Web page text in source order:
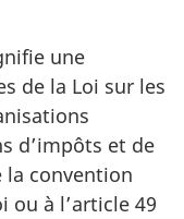
une
de la Loi sur les
d’impôts et de
la convention
ou à l’article 49